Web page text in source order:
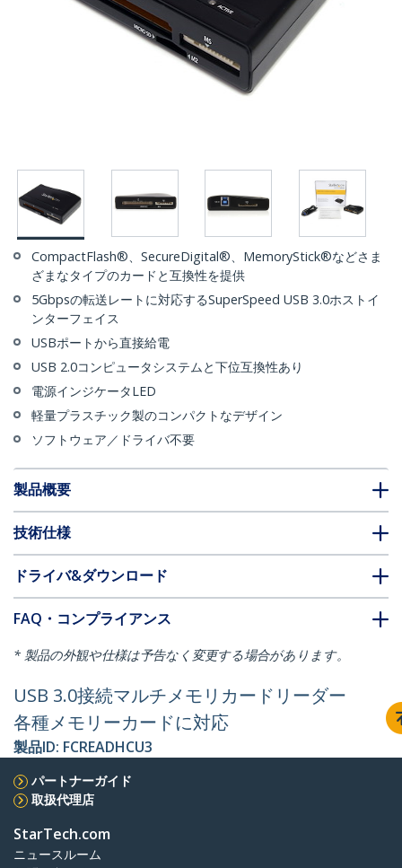
CompactFlash®、SecureDigital®、MemoryStick®などさま
ざまなタイプのカードと互換性を提供
5Gbpsの転送レートに対応するSuperSpeed USB 3.0ホストイ
ンターフェイス
USBポートから直接給電
USB 2.0コンピュータシステムと下位互換性あり
電源インジケータLED
軽量プラスチック製のコンパクトなデザイン
ソフトウェア／ドライバ不要
製品概要
技術仕様
ドライバ&ダウンロード
FAQ・コンプライアンス
* 製品の外観や仕様は予告なく変更する場合があります。
USB 3.0接続マルチメモリカードリーダー
各種メモリーカードに対応
製品ID: FCREADHCU3
パートナーガイド
取扱代理店
StarTech.com
ニュースルーム